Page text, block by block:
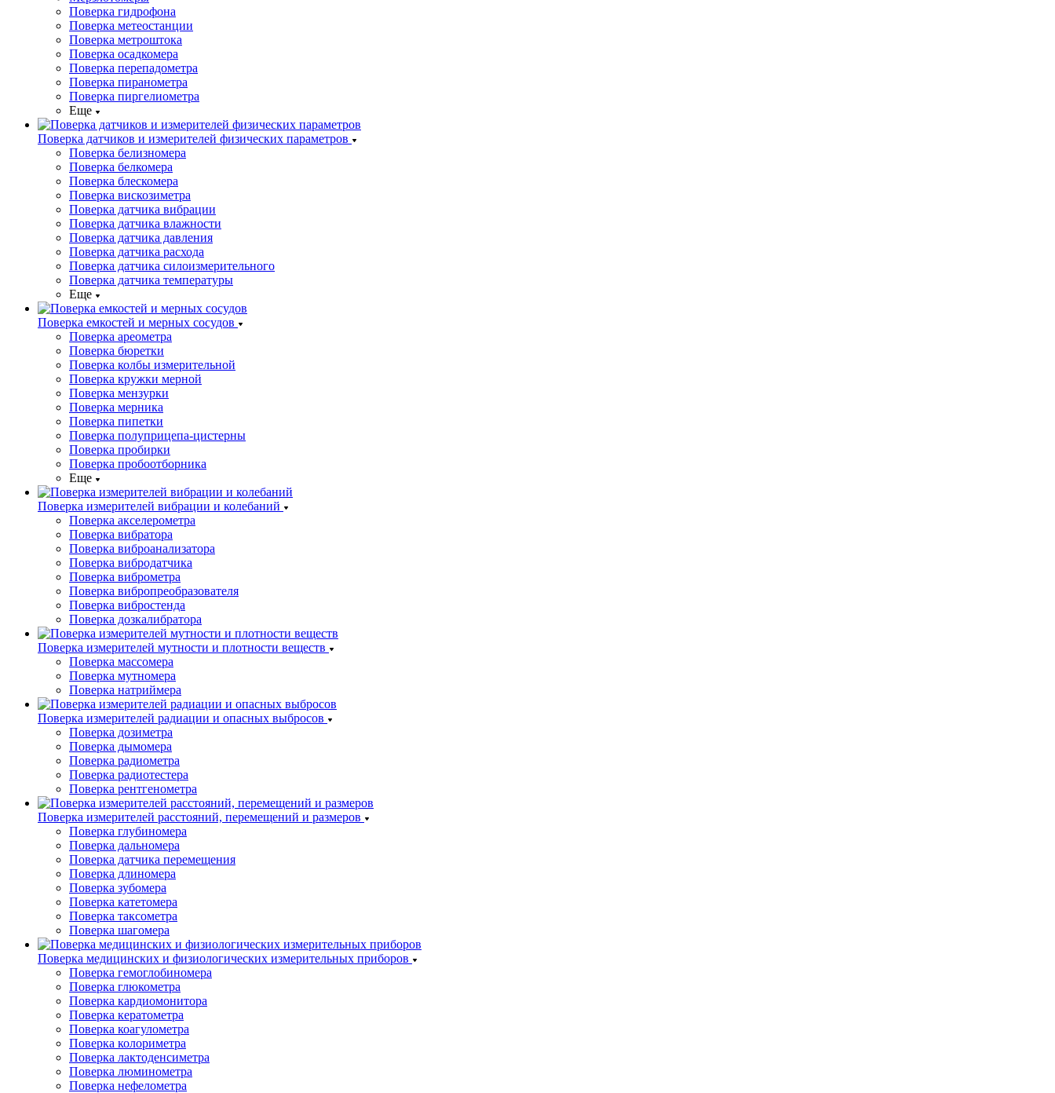
Поверка гидрофона
Поверка метеостанции
Поверка метроштока
Поверка осадкомера
Поверка перепадометра
Поверка пиранометра
Поверка пиргелиометра
Еще
Поверка датчиков и измерителей физических параметров
Поверка белизномера
Поверка белкомера
Поверка блескомера
Поверка вискозиметра
Поверка датчика вибрации
Поверка датчика влажности
Поверка датчика давления
Поверка датчика расхода
Поверка датчика силоизмерительного
Поверка датчика температуры
Еще
Поверка емкостей и мерных сосудов
Поверка ареометра
Поверка бюретки
Поверка колбы измерительной
Поверка кружки мерной
Поверка мензурки
Поверка мерника
Поверка пипетки
Поверка полуприцепа-цистерны
Поверка пробирки
Поверка пробоотборника
Еще
Поверка измерителей вибрации и колебаний
Поверка акселерометра
Поверка вибратора
Поверка виброанализатора
Поверка вибродатчика
Поверка виброметра
Поверка вибропреобразователя
Поверка вибростенда
Поверка дозкалибратора
Поверка измерителей мутности и плотности веществ
Поверка массомера
Поверка мутномера
Поверка натриймера
Поверка измерителей радиации и опасных выбросов
Поверка дозиметра
Поверка дымомера
Поверка радиометра
Поверка радиотестера
Поверка рентгенометра
Поверка измерителей расстояний, перемещений и размеров
Поверка глубиномера
Поверка дальномера
Поверка датчика перемещения
Поверка длиномера
Поверка зубомера
Поверка катетомера
Поверка таксометра
Поверка шагомера
Поверка медицинских и физиологических измерительных приборов
Поверка гемоглобиномера
Поверка глюкометра
Поверка кардиомонитора
Поверка кератометра
Поверка коагулометра
Поверка колориметра
Поверка лактоденсиметра
Поверка люминометра
Поверка нефелометра